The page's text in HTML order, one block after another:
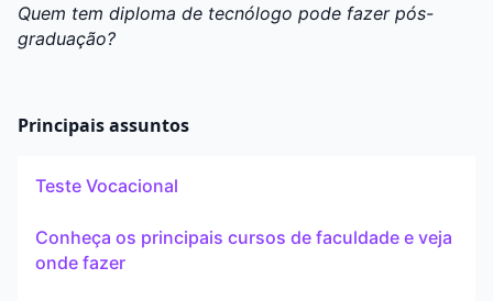
Quem tem diploma de tecnólogo pode fazer pós-
graduação?
Principais assuntos
Teste Vocacional
Conheça os principais cursos de faculdade e veja
onde fazer